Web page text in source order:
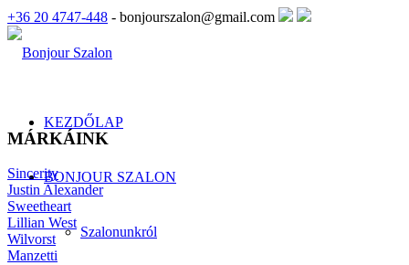
+36 20 4747-448 - bonjourszalon@gmail.com
KEZDŐLAP
BONJOUR SZALON
Szalonunkról
MÁRKÁINK
Sincerity
Justin Alexander
Sweetheart
Lillian West
Wilvorst
Manzetti